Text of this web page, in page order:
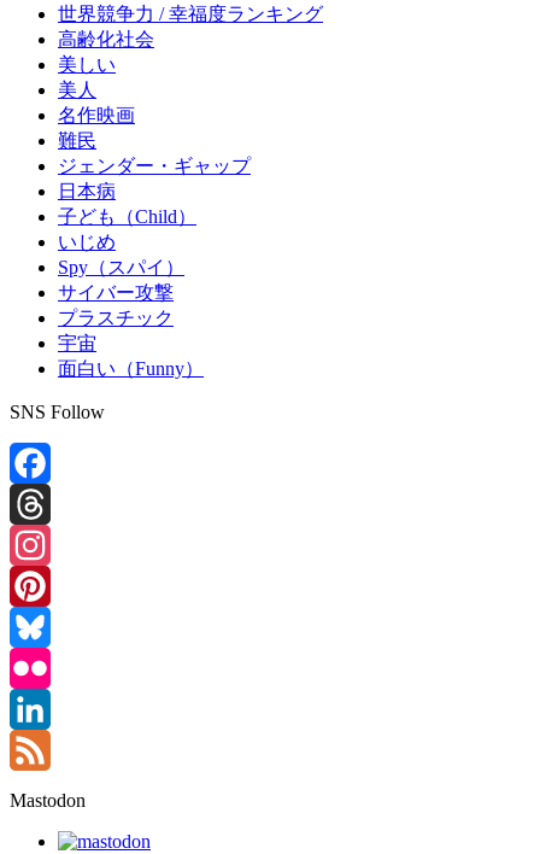
世界競争力 / 幸福度ランキング
高齢化社会
美しい
美人
名作映画
難民
ジェンダー・ギャップ
日本病
子ども（Child）
いじめ
Spy（スパイ）
サイバー攻撃
プラスチック
宇宙
面白い（Funny）
SNS Follow
Facebook
Threads
Instagram
Pinterest
Bluesky
Flickr
LinkedIn
Feed
Mastodon